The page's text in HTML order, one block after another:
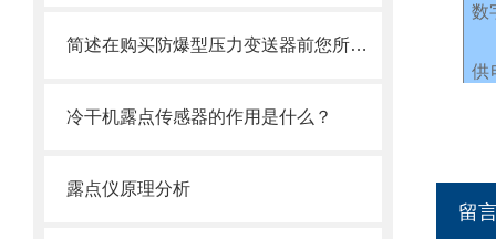
简述在购买防爆型压力变送器前您所需要了解的知识
冷干机露点传感器的作用是什么？
露点仪原理分析
数
供
留